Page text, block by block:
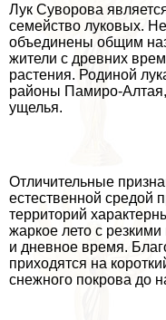
Лук Суворова
семейство луковых.
объединены общим
жители с древних
растения. Родиной
районы Памиро-
ущелья.
Отличительные
естественной средой
территорий
жаркое лето с
и дневное время.
приходятся на
снежного покрова до